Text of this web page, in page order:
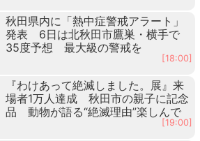
秋田県内に「熱中症警戒アラート」
発表 6日は北秋田市鷹巣・横手で
35度予想 最大級の警戒を
[18:00]
『わけあって絶滅しました。展』来
場者1万人達成 秋田市の親子に記念
品 動物が語る“絶滅理由”楽しんで
[19:00]